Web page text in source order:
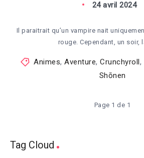
24 avril 2024
Il paraitrait qu’un vampire nait
rouge. Cependant, un soir,
Animes,Aventure,Crunchyroll ,
Shōnen
Page 1 de 1
Tag Cloud